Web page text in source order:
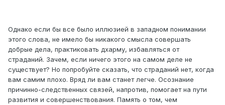
Однако если бы все было иллюзией в западном понимании
этого слова, не имело бы никакого смысла совершать
добрые дела, практиковать дхарму, избавляться от
страданий. Зачем, если ничего этого на самом деле не
существует? Но попробуйте сказать, что страданий нет, когда
вам самим плохо. Вряд ли вам станет легче. Осознание
причинно-следственных связей, напротив, помогает на пути
развития и совершенствования. Память о том, чем